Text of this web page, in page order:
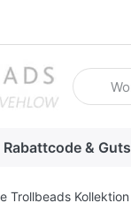
Geben
&
Trollbeads Kollektion